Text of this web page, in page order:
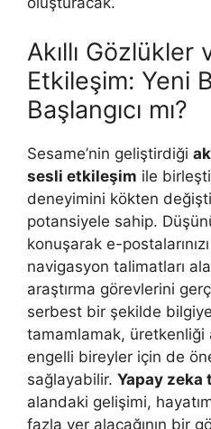
Akıllı Gözlükler
Etkileşim: Yeni
Başlangıcı mı?
Sesame’nin geliştirdiği
sesli etkileşim ile
deneyimini kökten
potansiyele sahip.
konuşarak e-
navigasyon talimatları
araştırma görevlerini
serbest bir şekilde
tamamlamak, üretkenliği
engelli bireyler için de
sağlayabilir. Yapay zeka
alandaki gelişimi,
fazla yer alacağının bir